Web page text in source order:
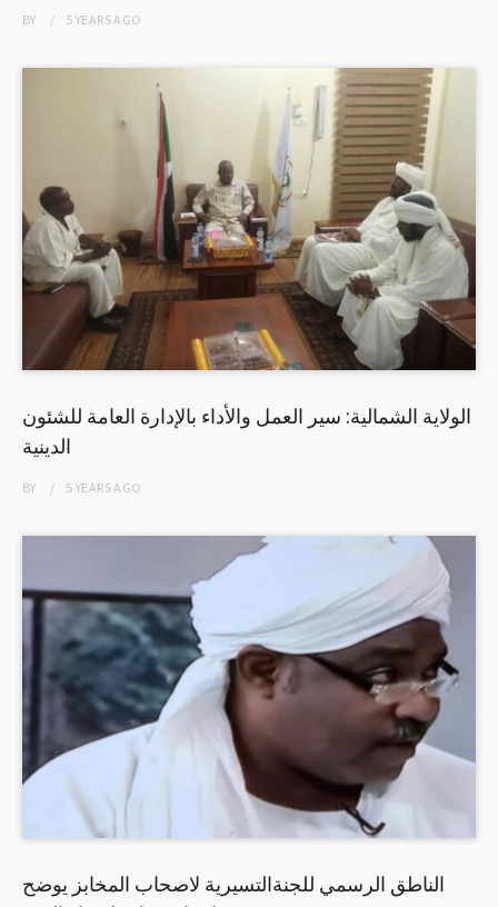
BY 5 YEARSAGO
الولاية الشمالية: سير العمل والأداء بالإدارة العامة للشئون
الدينية
BY 5 YEARSAGO
الناطق الرسمي للجنةالتسيرية لاصحاب المخابز يوضح